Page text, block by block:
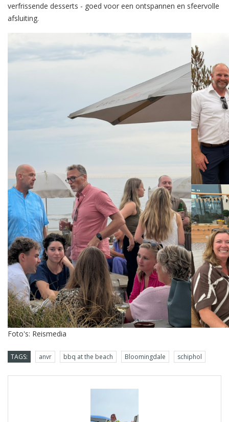
verfrissende desserts - goed voor een ontspannen en sfeervolle
afsluiting.
Foto's: Reismedia
TAGS: anvr bbq at the beach Bloomingdale schiphol